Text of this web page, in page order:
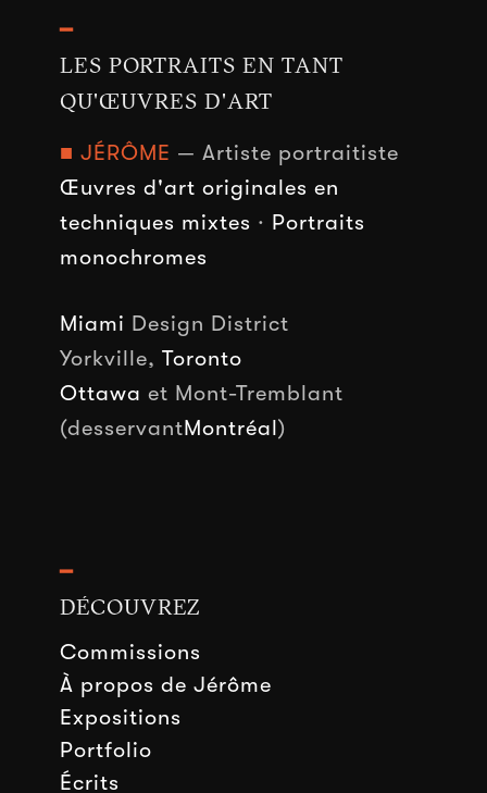
━
LES PORTRAITS EN TANT
QU'ŒUVRES D'ART
■ JÉRÔME — Artiste portraitiste
Œuvres d'art originales en
techniques mixtes · Portraits
monochromes
Miami Design District
Yorkville, Toronto
Ottawa et Mont-Tremblant
(desservantMontréal)
━
DÉCOUVREZ
Commissions
À propos de Jérôme
Expositions
Portfolio
Écrits